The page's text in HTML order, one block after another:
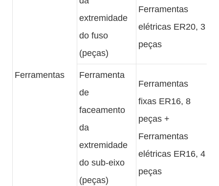
Ferramentas
extremidade
do fuso
(peças)
Ferramentas
elétricas ER20, 3
peças
Ferramenta
de
faceamento
da
extremidade
do sub-eixo
(peças)
Ferramentas
fixas ER16, 8
peças +
Ferramentas
elétricas ER16, 4
peças